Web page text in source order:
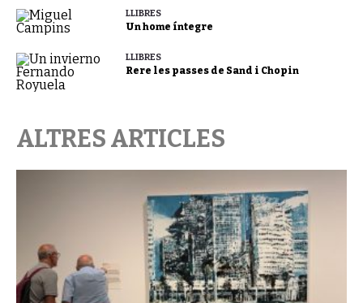
LLIBRES
Un home íntegre
LLIBRES
Rere les passes de Sand i Chopin
ALTRES ARTICLES